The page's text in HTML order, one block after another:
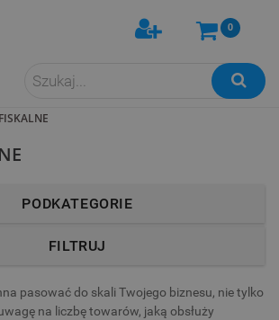
0
PODKATEGORIE
FILTRUJ
pasować do skali Twojego biznesu, nie tylko
na liczbę towarów, jaką obsłuży